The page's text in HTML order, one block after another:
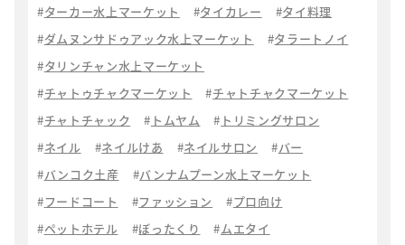
ターカー水上マーケット
タイカレー
タイ料理
ダムヌンサドゥアック水上マーケット
タラートノイ
タリンチャン水上マーケット
チャトゥチャクマーケット
チャトチャクマーケット
チャトチャック
トムヤム
トリミングサロン
ネイル
ネイルけあ ネイルサロン
バー
バンコク土産
バンナムプーン水上マーケット
フードコート
ファッション
プロ向け
ペットホテル
ぼったくり
ムエタイ